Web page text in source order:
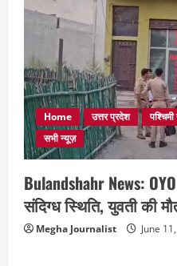
Home उत्तर प्रदेश
सभी न्यूज़
Bulandshahr News:
संदिग्ध स्थिति, युवती की
Megha Journalist June